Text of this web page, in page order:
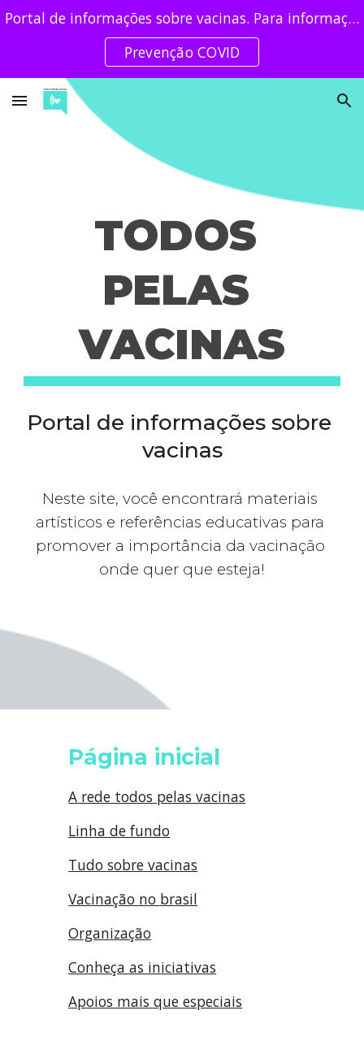
Skip to main content Skip to navigation
Portal de informações sobre vacinas. Para informações de prevenção clique no botão!
Prevenção COVID
TODOS
VACINAS
Portal de informações sobre
vacinas
Neste site, você encontrará materiais
artísticos e referências educativas para
promover a importância da vacinação
onde quer que esteja!
Página inicial
A rede todos pelas vacinas
Linha de fundo
Tudo sobre vacinas
Vacinação no brasil
Organização
Conheça as iniciativas
Apoios mais que especiais